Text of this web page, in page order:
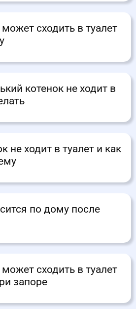
сходить в туалет
котенок не ходит в
не ходит в туалет и как
по дому после
сходить в туалет
запоре